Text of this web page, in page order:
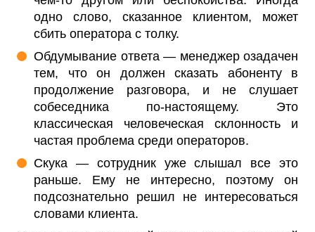
одно слово, сказанное клиентом, может
сбить оператора с толку.
Обдумывание ответа — менеджер озадачен
тем, что он должен сказать абоненту в
продолжение разговора, и не слушает
собеседника по-настоящему. Это
классическая человеческая склонность и
частая проблема среди операторов.
Скука — сотрудник уже слышал все это
раньше. Ему не интересно, поэтому он
подсознательно решил не интересоваться
словами клиента.